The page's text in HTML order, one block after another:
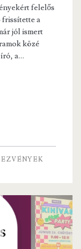
felelős
a
jól ismert
közé
a…